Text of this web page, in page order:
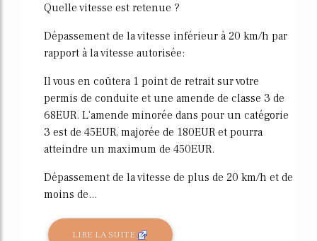
Quelle vitesse est retenue ?
Dépassement de la vitesse inférieur à 20 km/h par
rapport à la vitesse autorisée:
Il vous en coûtera 1 point de retrait sur votre
permis de conduite et une amende de classe 3 de
68EUR. L'amende minorée dans pour un catégorie
3 est de 45EUR, majorée de 180EUR et pourra
atteindre un maximum de 450EUR.
Dépassement de la vitesse de plus de 20 km/h et de
moins de...
LIRE LA SUITE